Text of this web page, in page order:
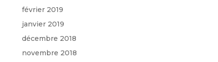
février 2019
janvier 2019
décembre 2018
novembre 2018